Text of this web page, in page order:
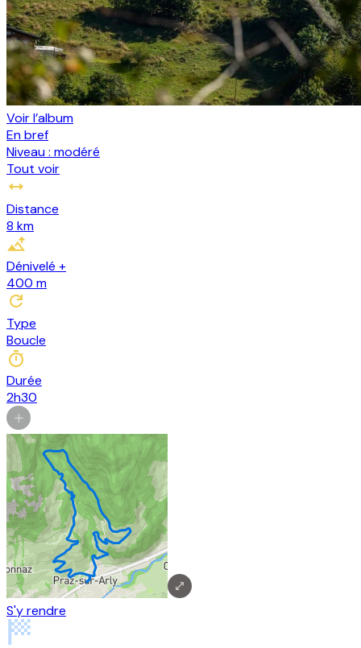
Voir l’album
En bref
Niveau : modéré
Tout voir
Distance
8 km
Dénivelé +
400 m
Type
Boucle
Durée
2h30
S'y rendre